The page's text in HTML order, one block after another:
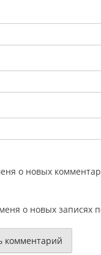
о новых
о новых записях